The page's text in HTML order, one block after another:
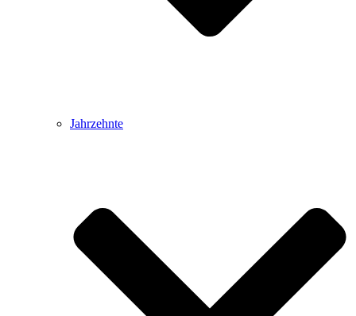
Jahrzehnte